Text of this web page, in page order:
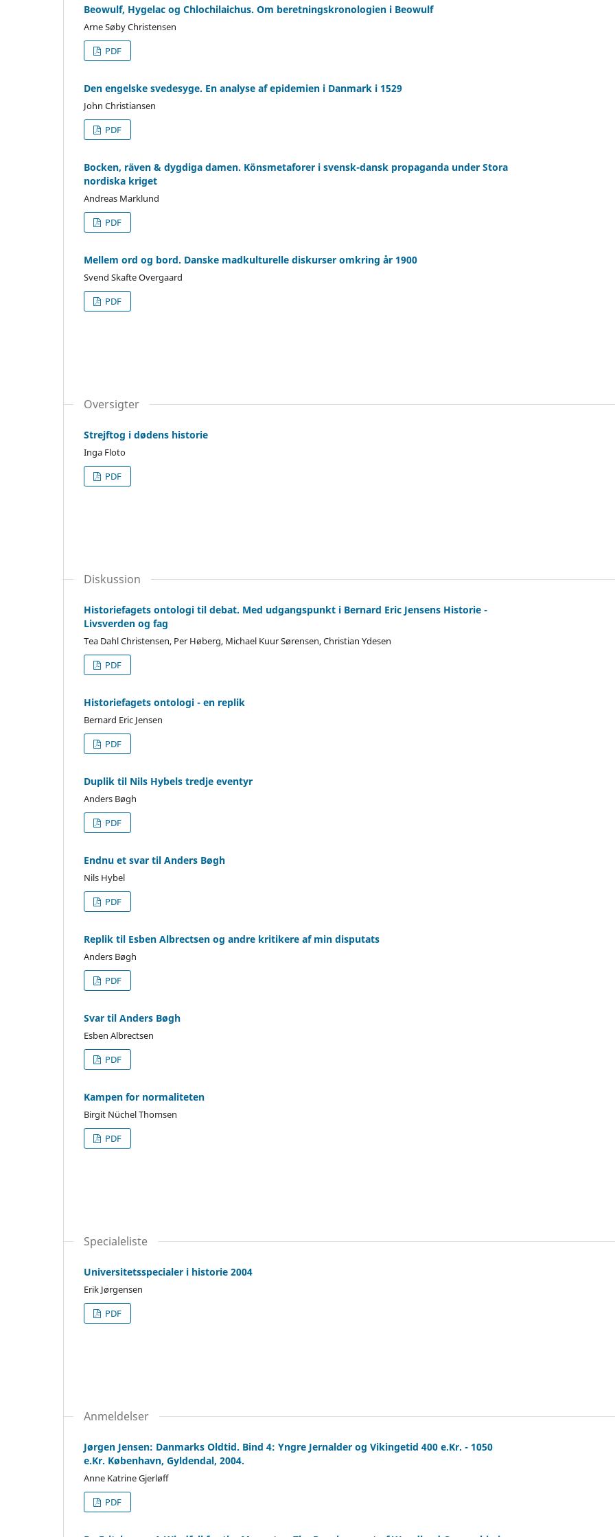
Beowulf, Hygelac og Chlochilaichus. Om beretningskronologien i Beowulf
Arne Søby Christensen
PDF
Den engelske svedesyge. En analyse af epidemien i Danmark i 1529
John Christiansen
PDF
Bocken, räven & dygdiga damen. Könsmetaforer i svensk-dansk propaganda under Stora
nordiska kriget
Andreas Marklund
PDF
Mellem ord og bord. Danske madkulturelle diskurser omkring år 1900
Svend Skafte Overgaard
PDF
Oversigter
Strejftog i dødens historie
Inga Floto
PDF
Diskussion
Historiefagets ontologi til debat. Med udgangspunkt i Bernard Eric Jensens Historie -
Livsverden og fag
Tea Dahl Christensen, Per Høberg, Michael Kuur Sørensen, Christian Ydesen
PDF
Historiefagets ontologi - en replik
Bernard Eric Jensen
PDF
Duplik til Nils Hybels tredje eventyr
Anders Bøgh
PDF
Endnu et svar til Anders Bøgh
Nils Hybel
PDF
Replik til Esben Albrectsen og andre kritikere af min disputats
Anders Bøgh
PDF
Svar til Anders Bøgh
Esben Albrectsen
PDF
Kampen for normaliteten
Birgit Nüchel Thomsen
PDF
Specialeliste
Universitetsspecialer i historie 2004
Erik Jørgensen
PDF
Anmeldelser
Jørgen Jensen: Danmarks Oldtid. Bind 4: Yngre Jernalder og Vikingetid 400 e.Kr. - 1050
e.Kr. København, Gyldendal, 2004.
Anne Katrine Gjerløff
PDF